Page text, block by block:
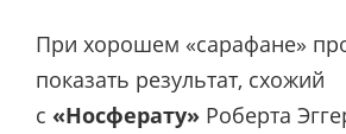
При хорошем «сарафане»
показать результат, схожий
с «Носферату» Роберта